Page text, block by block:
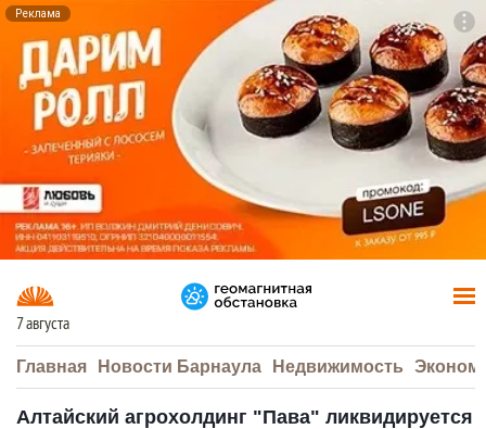
Реклама
7 августа
Главная Новости Барнаула Недвижимость
Алтайский агрохолдинг "Пава" ликвидируется